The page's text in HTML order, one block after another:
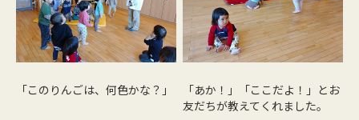
「このりんごは、何色かな？」
「あか！」「ここだよ！」とお
友だちが教えてくれました。